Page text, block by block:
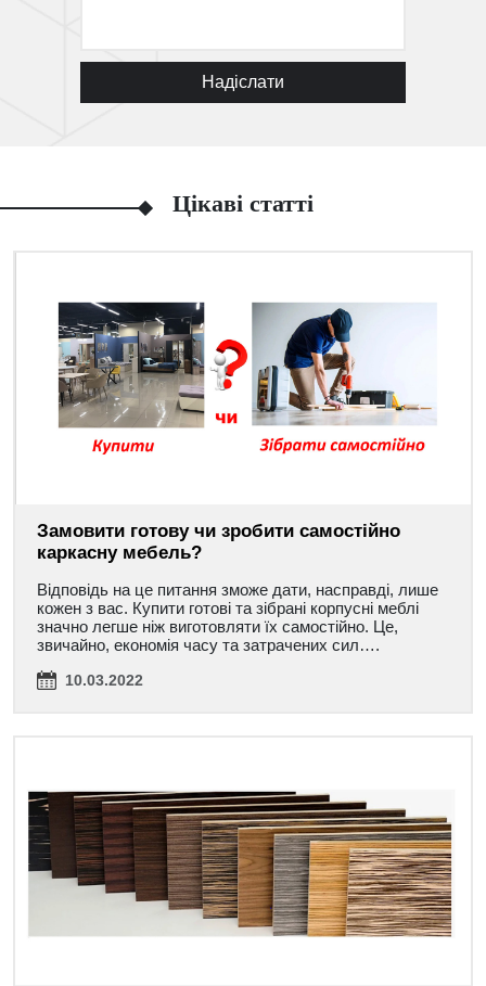
Надіслати
Цікаві статті
Замовити готову чи зробити самостійно
каркасну мебель?
Відповідь на це питання зможе дати, насправді, лише
кожен з вас. Купити готові та зібрані корпусні меблі
значно легше ніж виготовляти їх самостійно. Це,
звичайно, економія часу та затрачених сил….
10.03.2022